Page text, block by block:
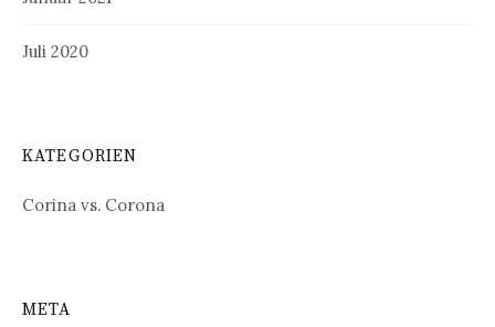
Juli 2020
KATEGORIEN
Corina vs. Corona
META